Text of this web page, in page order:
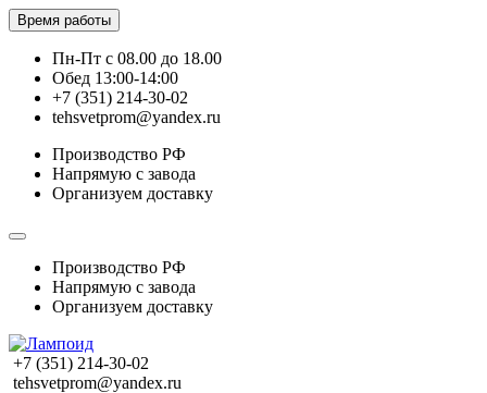
Время работы
Пн-Пт с 08.00 до 18.00
Обед 13:00-14:00
+7 (351) 214-30-02
tehsvetprom@yandex.ru
Производство РФ
Напрямую с завода
Организуем доставку
Производство РФ
Напрямую с завода
Организуем доставку
+7 (351) 214-30-02
tehsvetprom@yandex.ru